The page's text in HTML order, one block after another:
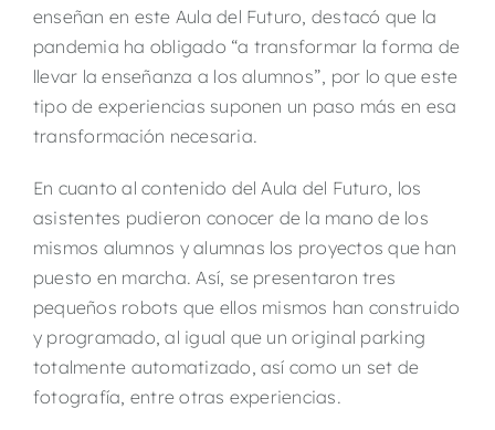
enseñan en este Aula del Futuro, destacó que la
pandemia ha obligado “a transformar la forma de
llevar la enseñanza a los alumnos”, por lo que este
tipo de experiencias suponen un paso más en esa
transformación necesaria.
En cuanto al contenido del Aula del Futuro, los
asistentes pudieron conocer de la mano de los
mismos alumnos y alumnas los proyectos que han
puesto en marcha. Así, se presentaron tres
pequeños robots que ellos mismos han construido
y programado, al igual que un original parking
totalmente automatizado, así como un set de
fotografía, entre otras experiencias.